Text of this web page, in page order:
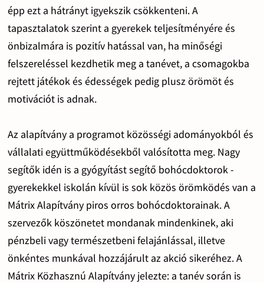
épp ezt a hátrányt igyekszik csökkenteni. A
tapasztalatok szerint a gyerekek teljesítményére és
önbizalmára is pozitív hatással van, ha minőségi
felszereléssel kezdhetik meg a tanévet, a csomagokba
rejtett játékok és édességek pedig plusz örömöt és
motivációt is adnak.
Az alapítvány a programot közösségi adományokból és
vállalati együttműködésekből valósította meg. Nagy
segítők idén is a gyógyítást segítő bohócdoktorok -
gyerekekkel iskolán kívül is sok közös örömködés van a
Mátrix Alapítvány piros orros bohócdoktorainak. A
szervezők köszönetet mondanak mindenkinek, aki
pénzbeli vagy természetbeni felajánlással, illetve
önkéntes munkával hozzájárult az akció sikeréhez. A
Mátrix Közhasznú Alapítvány jelezte: a tanév során is